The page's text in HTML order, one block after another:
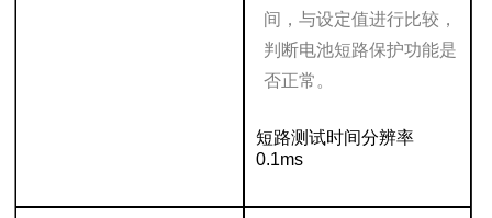
间，与设定值进行比较，
判断电池短路保护功能是
否正常。
短路测试时间分辨率
0.1ms